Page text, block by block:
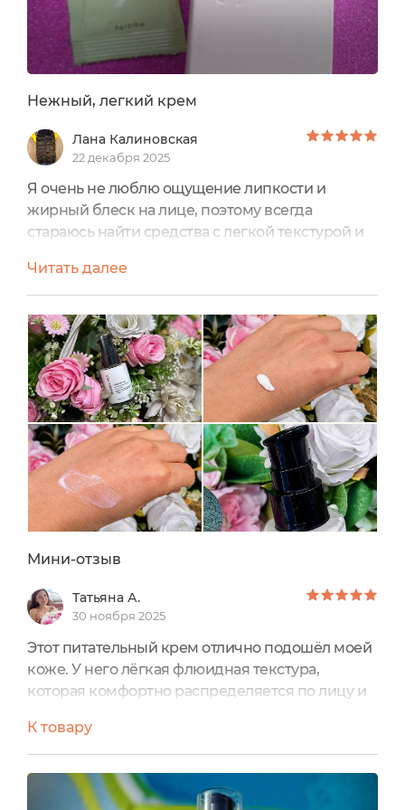
Нежный, легкий крем
Лана Калиновская
22 декабря 2025
Я очень не люблю ощущение липкости и
жирный блеск на лице, поэтому всегда
стараюсь найти средства с легкой текстурой и
брендом Shabby pro, мне понравилась
продукция бренда, а крем-флюид для лица с
экстрактом чаги увлажняющий, исполнил все
пожелания и оправдал ожидания. Хочу
поделиться своим впечатлением. Общая
информация:Производитель: ИП Фомичова
О.П. Россия,...
Читать далее
Мини-отзыв
Татьяна А.
30 ноября 2025
Этот питательный крем отлично подошёл моей
коже. У него лёгкая флюидная текстура,
которая комфортно распределяется по лицу и
жирности и плёнки. Лицо после применения
нежное и бархатистое.
Состав у крема очень богатый и полезный.
Здесь и экстракт чаги, и моринга, и воск
К товару